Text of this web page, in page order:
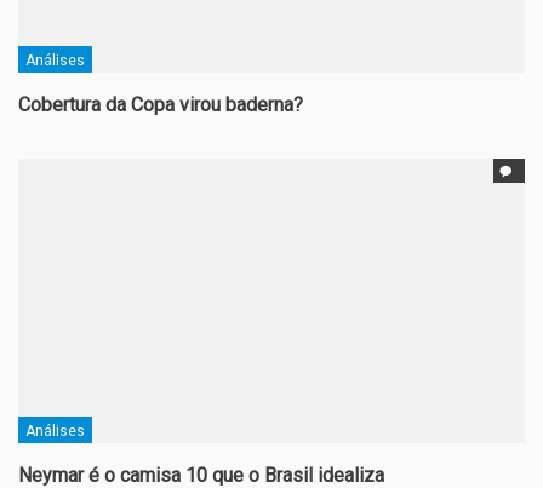
Análises
Cobertura da Copa virou baderna?
Análises
Neymar é o camisa 10 que o Brasil idealiza